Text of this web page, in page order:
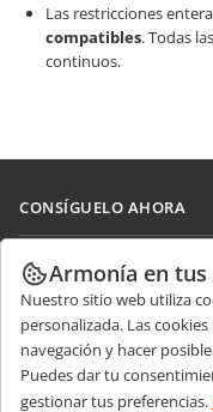
Las restricciones
compatibles. Todas
continuos.
CONSÍGUELO AHORA
Docs
DocSpace
Workspace
Conectores
COLABORAR
Para colaboradores
Para traductores
Para influencers
RECIBIR NOTICIAS
Blog
OBTENER AYUDA
Armonía en tus
Nuestro sitio web utiliza
personalizada. Las
navegación y hacer
Puedes dar tu
gestionar tus preferencias.